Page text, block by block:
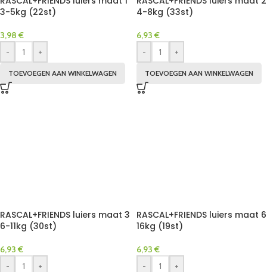
3-5kg (22st)
3,98 €
-
+
TOEVOEGEN AAN WINKELWAGEN
4-8kg (33st)
6,93 €
-
+
TOEVOEGEN AAN WINKELWAGEN
RASCAL+FRIENDS luiers maat 3
6-11kg (30st)
6,93 €
-
+
RASCAL+FRIENDS luiers maat 6
16kg (19st)
6,93 €
-
+